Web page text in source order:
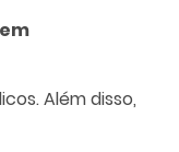
Além disso,